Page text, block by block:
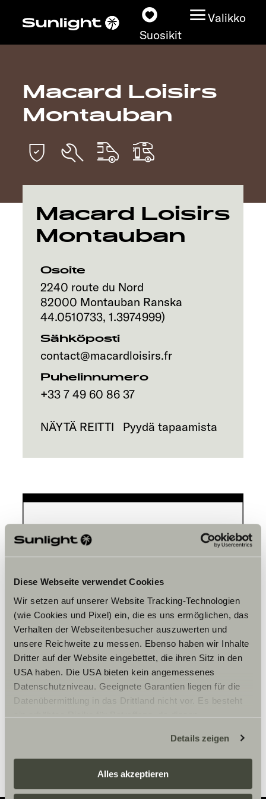
Diese Webseite verwendet Cookies
Wir setzen auf unserer Website Tracking-Technologien
(wie Cookies und Pixel) ein, die es uns ermöglichen, das
Verhalten der Webseitenbesucher auszuwerten und
unsere Reichweite zu messen. Ebenso haben wir Inhalte
Dritter auf der Website eingebettet, die ihren Sitz in den
USA haben. Die USA bieten kein angemessenes
Datenschutzniveau. Geeignete Garantien liegen für die
Datenübermittlung in das Drittland nicht vor. Es besteht
ein erhöhtes Risiko für Betroffene, da diesen
zustehen. Eingesetzte Dienstleister können Daten für
eigene Zwecke verarbeiten und mit anderen Daten
zusammenführen. Weitere Informationen finden Sie hier:
Datenschutzerklärung
Details zeigen
Alles akzeptieren
Suosikit
Valikko
Matkailuautot
Löydä oma Sunlightisi
Tutustu
Macard Loisirs
Montauban
Macard Loisirs
Montauban
Osoite
2240 route du Nord
82000 Montauban Ranska
44.0510733, 1.3974999)
Sähköposti
contact@macardloisirs.fr
Puhelinnumero
+33 7 49 60 86 37
NÄYTÄ REITTI Pyydä tapaamista
Aukioloajat
MARDI AU SAMEDI: 9H-12H ET 14H-18H30
Please accept marketing-
cookies to use this function.
Cookie Settings